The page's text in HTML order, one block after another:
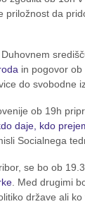
priložnost da
in pogovor
do svobodne
ob 19h
daje, kdo
Socialnega
se bo ob
. Med drugimi
države ali